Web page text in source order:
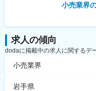
小売業界
求人の傾向
dodaに掲載中の求人に関するデ
小売業界
岩手県